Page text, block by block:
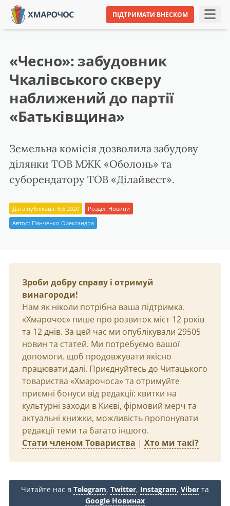
ПІДТРИМАТИ ВНЕСКОМ
«Чесно»: забудовник
Чкалівського скверу
наближений до партії
«Батьківщина»
Земельна комісія дозволила забудову
ділянки ТОВ МЖК «Оболонь» та
суборендатору ТОВ «Ділайвест».
Дата публікації: 6.6.2020 Розділ: Новини
Автор: Панченко Олександра
Зроби добру справу і отримуй
винагороди!
Нам як ніколи потрібна ваша підтримка.
«Хмарочос» пише про розвиток міст 12 років
та 12 днів. За цей час ми опублікували 29505
новин та статей. Ми потребуємо вашої
допомоги, щоб продовжувати якісно
працювати далі. Приєднуйтесь до Читацького
товариства «Хмарочоса» та отримуйте
приємні бонуси від редакції: квитки на
культурні заходи в Києві, фірмовий мерч та
актуальні книжки, можливість пропонувати
редакції теми та багато іншого.
Стати членом Товариства | Хто ми такі?
Читайте нас в Telegram, Twitter, Instagram, Viber та
Google Новинах